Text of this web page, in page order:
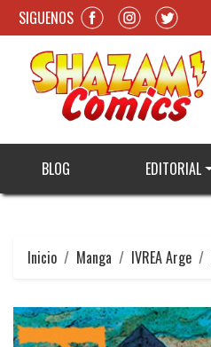
SIGUENOS
BLOG EDITORIAL
Inicio Manga IVREA Arge